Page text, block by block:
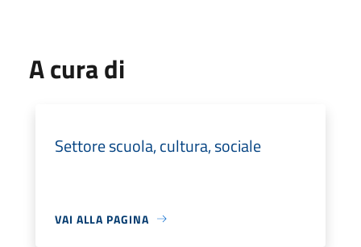
A cura di
Settore scuola, cultura, sociale
VAI ALLA PAGINA